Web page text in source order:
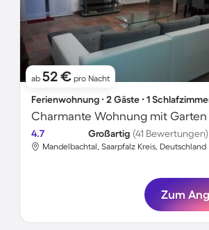
ab 52 € pro Nacht
Ferienwohnung ∙ 2 Gäste ∙ 1
Charmante Wohnung mit Garten
4.7 Großartig (41 Bewertungen)
Mandelbachtal, Saarpfalz Kreis, Deutschland
Zum